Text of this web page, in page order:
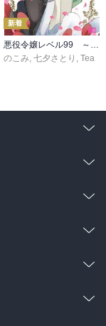
新着
悪役令嬢レベル99 ～私は裏ボスですが魔王ではありません～ その６
のこみ, 七夕さとり , Tea